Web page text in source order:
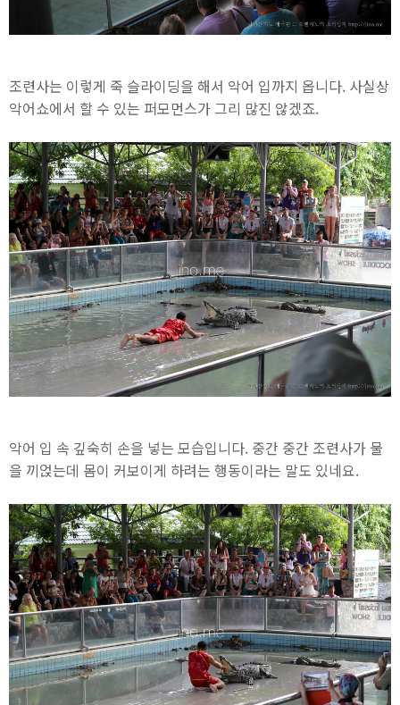
조련사는 이렇게 죽 슬라이딩을 해서 악어 입까지 옵니다. 사실상
악어쇼에서 할 수 있는 퍼모먼스가 그리 많진 않겠죠.
악어 입 속 깊숙히 손을 넣는 모습입니다. 중간 중간 조련사가 물
을 끼얹는데 몸이 커보이게 하려는 행동이라는 말도 있네요.